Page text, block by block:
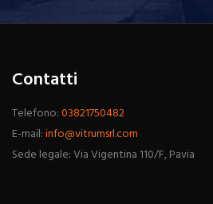
Contatti
Telefono:03821750482
E-mail:info@vitrumsrl.com
Sede legale: Via Vigentina 110/F, Pavia